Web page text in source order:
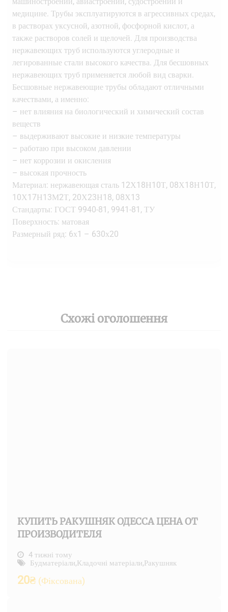
медицине. Трубы эксплуатируются в агрессивных средах,
в растворах уксусной, азотной, фосфорной кислот, а
также растворов солей и щелочей. Для производства
нержавеющих труб используются углеродные и
легированные стали высокого качества. Для бесшовных
нержавеющих труб применяется любой вид сварки.
Бесшовные нержавеющие трубы обладают отличными
качествами, а именно:
– нет влияния на биологический и химический состав
веществ
– выдерживают высокие и низкие температуры
– работаю при высоком давлении
– нет коррозии и окисления
– высокая прочность
Материал: нержавеющая сталь 12Х18Н10Т, 08Х18Н10Т,
10Х17Н13М2Т, 20Х23Н18, 08Х13
Стандарты: ГОСТ 9940-81, 9941-81, ТУ
Поверхность: матовая
Размерный ряд: 6х1 – 630х20
Схожі оголошення
КУПИТЬ РАКУШНЯК ОДЕССА ЦЕНА ОТ
ПРОИЗВОДИТЕЛЯ
4 тижні тому
Будматеріали,Кладочні матеріали,Ракушняк
20₴ (Фіксована)